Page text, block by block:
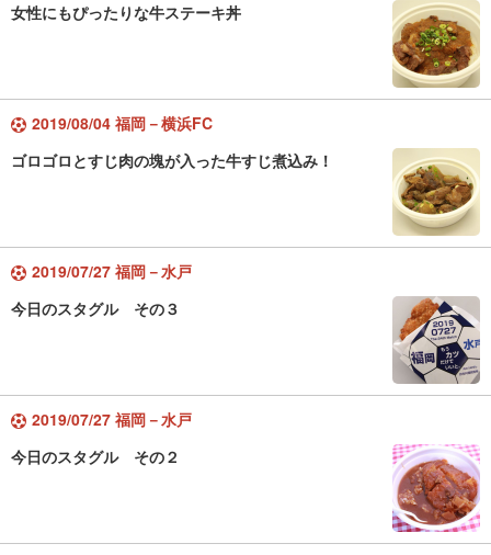
女性にもぴったりな牛ステーキ丼
2019/08/04 福岡－横浜FC
ゴロゴロとすじ肉の塊が入った牛すじ煮込み！
2019/07/27 福岡－水戸
今日のスタグル その３
2019/07/27 福岡－水戸
今日のスタグル その２